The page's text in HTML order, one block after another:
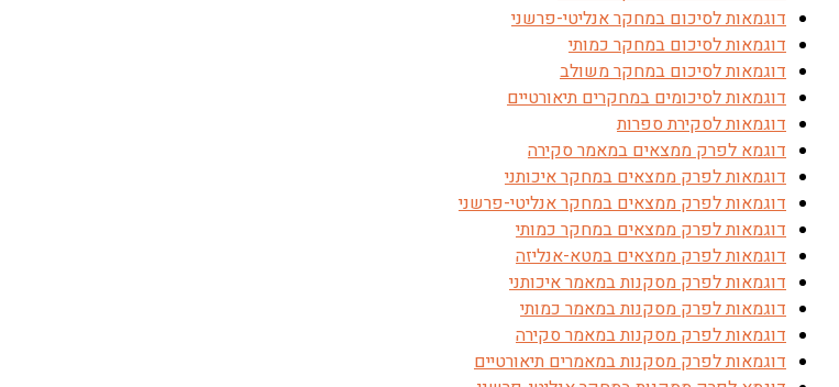
דוגמאות לסיכום במחקר אנליטי-פרשני
דוגמאות לסיכום במחקר כמותי
דוגמאות לסיכום במחקר משולב
דוגמאות לסיכומים במחקרים תיאורטיים
דוגמאות לסקירת ספרות
דוגמא לפרק ממצאים במאמר סקירה
דוגמאות לפרק ממצאים במחקר איכותני
דוגמאות לפרק ממצאים במחקר אנליטי-פרשני
דוגמאות לפרק ממצאים במחקר כמותי
דוגמאות לפרק ממצאים במטא-אנליזה
דוגמאות לפרק מסקנות במאמר איכותני
דוגמאות לפרק מסקנות במאמר כמותי
דוגמאות לפרק מסקנות במאמר סקירה
דוגמאות לפרק מסקנות במאמרים תיאורטיים